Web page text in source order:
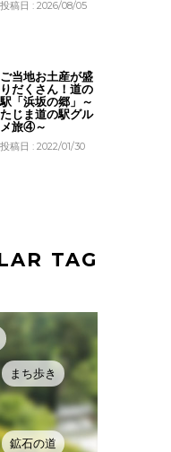
投稿日 : 2026/08/05
ご当地お土産が盛
りだくさん！道の
駅「浜坂の郷」～
たじま道の駅グル
メ旅④～
投稿日 : 2022/01/30
TAG
まち歩き
鉱石の道